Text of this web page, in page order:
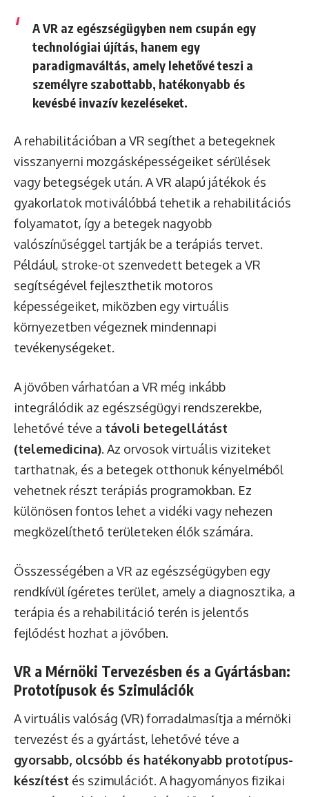
A VR az egészségügyben nem csupán egy
technológiai újítás, hanem egy
paradigmaváltás, amely lehetővé teszi a
személyre szabottabb, hatékonyabb és
kevésbé invazív kezeléseket.
A rehabilitációban a VR segíthet a betegeknek
visszanyerni mozgásképességeiket sérülések
vagy betegségek után. A VR alapú játékok és
gyakorlatok motiválóbbá tehetik a rehabilitációs
folyamatot, így a betegek nagyobb
valószínűséggel tartják be a terápiás tervet.
Például, stroke-ot szenvedett betegek a VR
segítségével fejleszthetik motoros
képességeiket, miközben egy virtuális
környezetben végeznek mindennapi
tevékenységeket.
A jövőben várhatóan a VR még inkább
integrálódik az egészségügyi rendszerekbe,
lehetővé téve a távoli betegellátást
(telemedicina). Az orvosok virtuális viziteket
tarthatnak, és a betegek otthonuk kényelméből
vehetnek részt terápiás programokban. Ez
különösen fontos lehet a vidéki vagy nehezen
megközelíthető területeken élők számára.
Összességében a VR az egészségügyben egy
rendkívül ígéretes terület, amely a diagnosztika, a
terápia és a rehabilitáció terén is jelentős
fejlődést hozhat a jövőben.
VR a Mérnöki Tervezésben és a Gyártásban:
Prototípusok és Szimulációk
A virtuális valóság (VR) forradalmasítja a mérnöki
tervezést és a gyártást, lehetővé téve a
gyorsabb, olcsóbb és hatékonyabb prototípus-
készítést és szimulációt. A hagyományos fizikai